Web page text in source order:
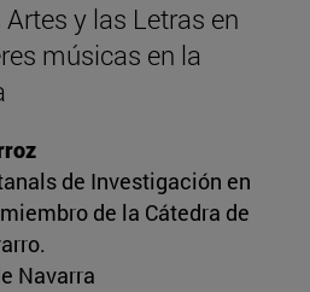
y las Letras en
músicas en la
de Investigación en
de la Cátedra de
Navarra